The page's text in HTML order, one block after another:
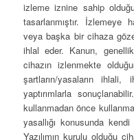
izleme iznine sahip
tasarlanmıştır. İzlemeye
veya başka bir cihaza
ihlal eder. Kanun,
cihazın izlenmekte
şartların/yasaların
yaptırımlarla
kullanmadan önce
yasallığı konusunda kendi
Yazılımın kurulu olduğu